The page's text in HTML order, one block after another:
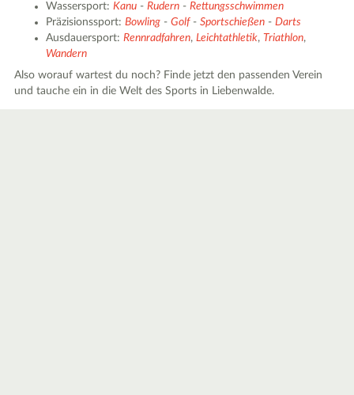
Wassersport:Kanu -Rudern -Rettungsschwimmen
Präzisionssport:Bowling -Golf-Sportschießen -Darts
Ausdauersport:Rennradfahren,Leichtathletik, Triathlon,
Wandern
Also worauf wartest du noch? Finde jetzt den passenden Verein
und tauche ein in die Welt des Sports in Liebenwalde.